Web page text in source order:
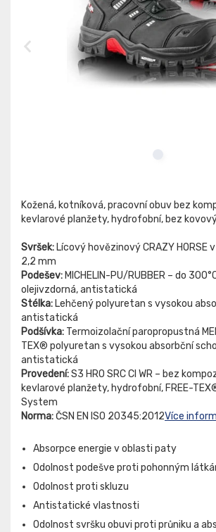
Kožená, kotníková, pracovní obuv bez
kevlarové planžety, hydrofobní, bez
Svršek: Lícový hovězinový CRAZY HORSE
2,2 mm
Podešev: MICHELIN-PU/RUBBER – do
olejivzdorná, antistatická
Stélka: Lehčený polyuretan s vysokou
antistatická
Podšívka: Termoizolační paropropustná
TEX® polyuretan s vysokou absorbční
antistatická
Provedení:S3 HRO SRC CI WR – bez
kevlarové planžety, hydrofobní, FREE-
System
Norma:ČSN EN ISO 20345:2012Více
Absorpce energie v oblasti paty
Odolnost podešve proti pohonným
Odolnost proti skluzu
Antistatické vlastnosti
Odolnost svršku obuvi proti průniku a